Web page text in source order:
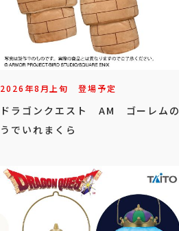
2026年8月上旬 登場予定
ドラゴンクエスト AM ゴーレムの
うでいれまくら